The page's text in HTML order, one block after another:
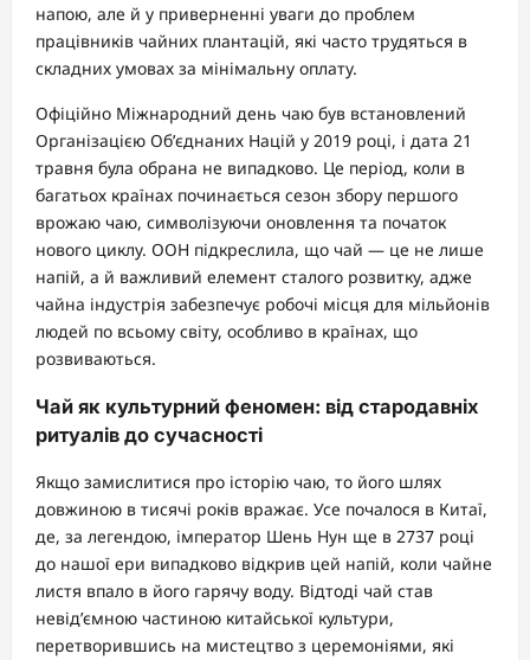
напою, але й у приверненні уваги до проблем
працівників чайних плантацій, які часто трудяться в
складних умовах за мінімальну оплату.
Офіційно Міжнародний день чаю був встановлений
Організацією Об’єднаних Націй у 2019 році, і дата 21
травня була обрана не випадково. Це період, коли в
багатьох країнах починається сезон збору першого
врожаю чаю, символізуючи оновлення та початок
нового циклу. ООН підкреслила, що чай — це не лише
напій, а й важливий елемент сталого розвитку, адже
чайна індустрія забезпечує робочі місця для мільйонів
людей по всьому світу, особливо в країнах, що
розвиваються.
Чай як культурний феномен: від стародавніх
ритуалів до сучасності
Якщо замислитися про історію чаю, то його шлях
довжиною в тисячі років вражає. Усе почалося в Китаї,
де, за легендою, імператор Шень Нун ще в 2737 році
до нашої ери випадково відкрив цей напій, коли чайне
листя впало в його гарячу воду. Відтоді чай став
невід’ємною частиною китайської культури,
перетворившись на мистецтво з церемоніями, які